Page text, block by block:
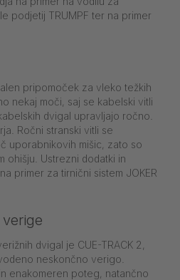
podjetij TRUMPF ter na primer
pripomoček za vleko težkih
nekaj moči, saj se kabelski vitli
dvigal upravljajo ročno.
Ročni stranski vitli se
uporabnikovih mišic, zato so
ohišju. Ustrezni dodatki in
primer za tirnični sistem JOKER
dvigal je CUE-TRACK 2,
neskončno verigo.
enakomeren poteg, natančno